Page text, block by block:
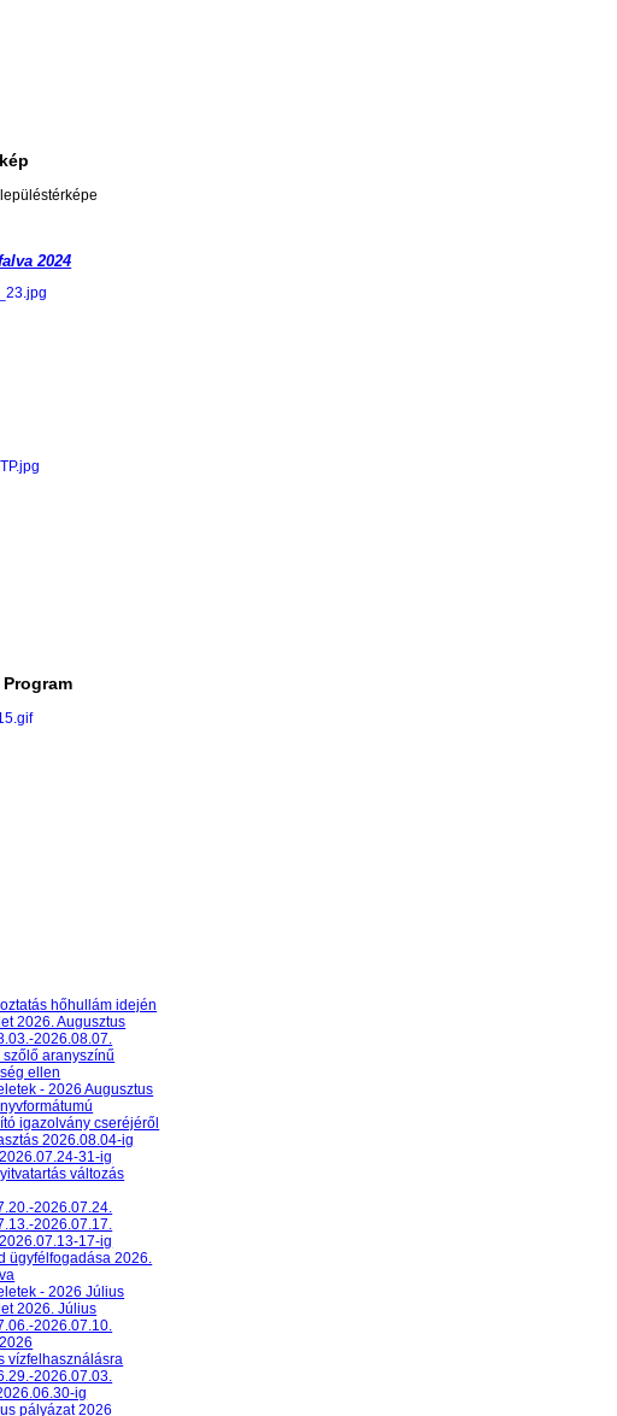
2024
hőhullám idején
2026. Augusztus
2026.08.07.
aranyszínű
ellen
- 2026 Augusztus
igazolvány cseréjéről
2026.08.04-ig
31-ig
változás
2026.07.24.
2026.07.17.
17-ig
ügyfélfogadása 2026.
- 2026 Július
2026. Július
2026.07.10.
vízfelhasználásra
2026.07.03.
ig
pályázat 2026